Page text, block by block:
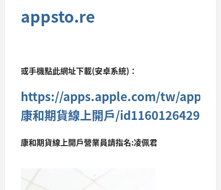
appsto.re
或手機點此網址下載(安卓系統)：
https://apps.apple.com/tw/app/
康和期貨線上開戶/id1160126429
康和期貨線上開戶營業員請指名:凌佩君